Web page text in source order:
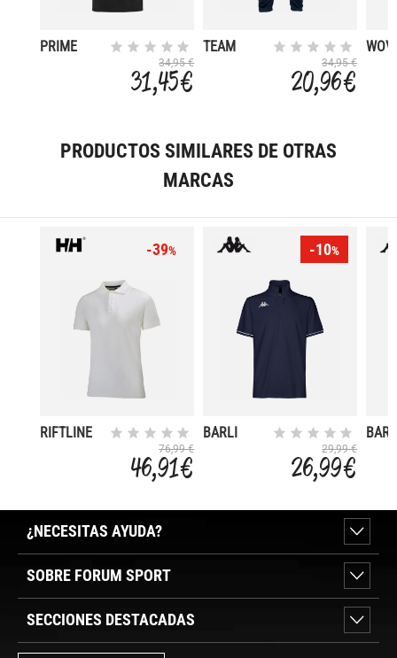
PRIME
34,95 €
31,45 €
TEAM
34,95 €
20,96 €
PRODUCTOS SIMILARES DE OTRAS
MARCAS
-39%
RIFTLINE
76,99 €
46,91 €
-10%
BARLI
29,99 €
26,99 €
¿NECESITAS AYUDA?
SOBRE FORUM SPORT
SECCIONES DESTACADAS